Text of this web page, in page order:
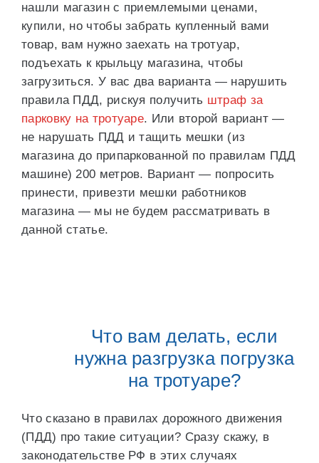
нашли магазин с приемлемыми ценами,
купили, но чтобы забрать купленный вами
товар, вам нужно заехать на тротуар,
подъехать к крыльцу магазина, чтобы
загрузиться. У вас два варианта — нарушить
правила ПДД, рискуя получить штраф за
парковку на тротуаре. Или второй вариант —
не нарушать ПДД и тащить мешки (из
магазина до припаркованной по правилам ПДД
машине) 200 метров. Вариант — попросить
принести, привезти мешки работников
магазина — мы не будем рассматривать в
данной статье.
Что вам делать, если
нужна разгрузка погрузка
на тротуаре?
Что сказано в правилах дорожного движения
(ПДД) про такие ситуации? Сразу скажу, в
законодательстве РФ в этих случаях